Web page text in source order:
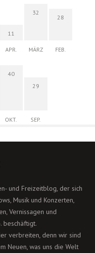
11
APR.
32
MÄRZ
28
FEB.
40
OKT.
29
SEP.
und Freizeitblog, der sich
Musik und Konzerten,
Vernissagen und
beschäftigt.
verbreiten, denn wir sind
Neuen, was uns die Welt